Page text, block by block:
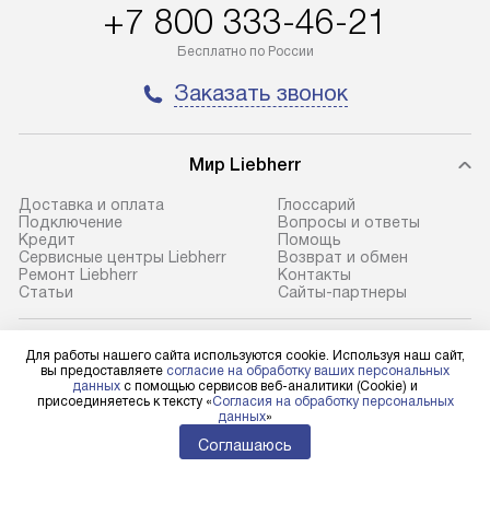
до представительства
транспортной компании в городе
условия доставки у менеджера при
В оговоренный день служба
доставки доставит упакованный
прибор до подъезда. Если
требуется переместить прибор
до двери квартиры или до места
установки, пожалуйста,
с менеджером. За данную услугу
взимается дополнительная плата.
Учитывайте габариты прибора, если
они не позволяют пронести его
через дверной проем,
обеспечивают
предполагают
холодильников
требующим
наличие крана.
упаковки и
креплений, при
и соединение
+7 800 333-46-21
Бесплатно по России
Заказать звонок
Мир Liebherr
Доставка и оплата
Подключение
Кредит
Сервисные центры Liebherr
Ремонт Liebherr
Cтатьи
Глоссарий
Вопросы и ответы
Помощь
Возврат и обмен
Контакты
Сайты-партнеры
Для физических лиц
shop@l-rus.ru
Для юридических лиц
business@kvalitet.company
НАПИСАТЬ РУКОВОДСТВУ
Для работы нашего сайта используются cookie. Используя наш сайт,
вы предоставляете согласие на обработку ваших персональных
данных с помощью сервисов веб-аналитики (Cookie) и
присоединяетесь к тексту «Согласия на обработку персональных
данных»
Соглашаюсь